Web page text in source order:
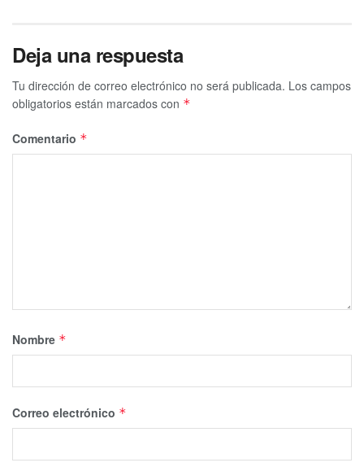
Deja una respuesta
Tu dirección de correo electrónico no será publicada. Los campos
obligatorios están marcados con *
Comentario *
Nombre *
Correo electrónico *